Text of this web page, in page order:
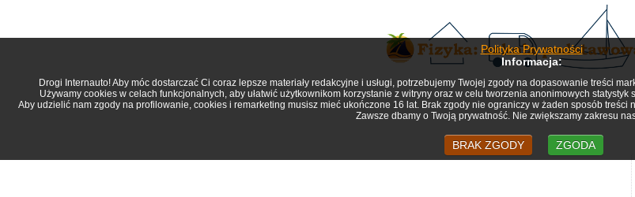
Polityka Prywatności
Informacja:
Drogi Internauto! Aby móc dostarczać Ci coraz lepsze materiały redakcyjne i usługi, potrzebujemy Twojej zgody na dopasowanie treści
Używamy cookies w celach funkcjonalnych, aby ułatwić użytkownikom korzystanie z witryny oraz w celu tworzenia anonimowych
Aby udzielić nam zgody na profilowanie, cookies i remarketing musisz mieć ukończone 16 lat. Brak zgody nie ograniczy w żaden sposób
Zawsze dbamy o Twoją prywatność. Nie zwiększamy zakresu
BRAK ZGODY ZGODA